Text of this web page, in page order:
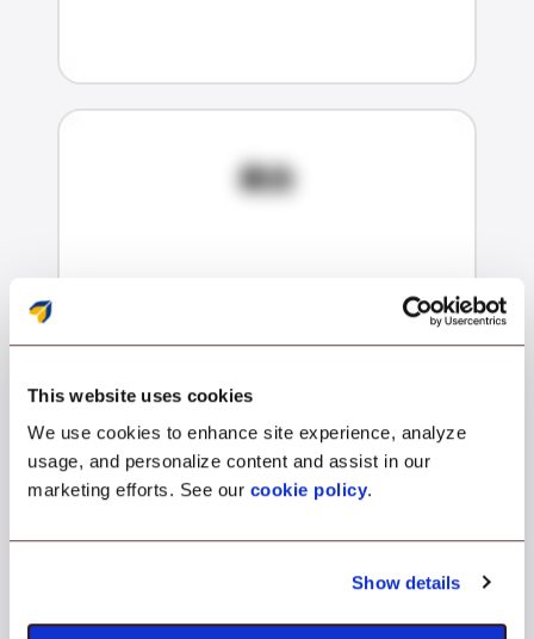
This website uses cookies
We use cookies to enhance site experience, analyze
usage, and personalize content and assist in our
marketing efforts. See our cookie policy.
Show details
統合